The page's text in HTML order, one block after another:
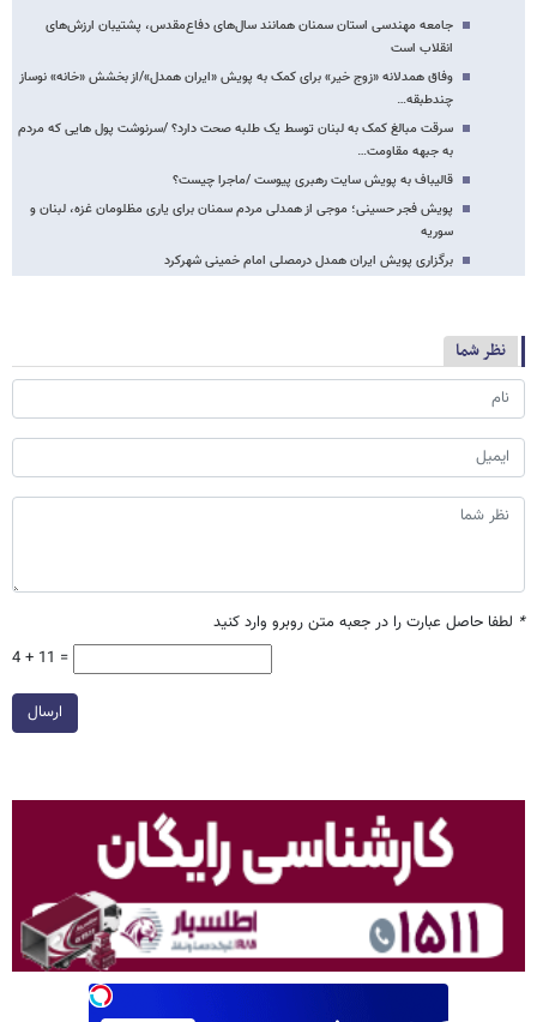
جامعه مهندسی استان سمنان همانند سال‌های دفاع‌مقدس، پشتیبان ارزش‌های
انقلاب است
وفاق همدلانه «زوج خیر» برای کمک به پویش «ایران همدل»/از بخشش «خانه» نوساز
چندطبقه…
سرقت مبالغ کمک به لبنان توسط یک طلبه صحت دارد؟ /سرنوشت پول هایی که مردم
به جبهه مقاومت…
قالیباف به پویش سایت رهبری پیوست /ماجرا چیست؟
پویش فجر حسینی؛ موجی از همدلی مردم سمنان برای یاری مظلومان غزه، لبنان و
سوریه
برگزاری پویش ایران همدل درمصلی امام خمینی شهرکرد
نظر شما
* لطفا حاصل عبارت را در جعبه متن روبرو وارد کنید
4 + 11 =
ارسال